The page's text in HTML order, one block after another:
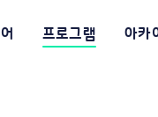
프로그램 아카